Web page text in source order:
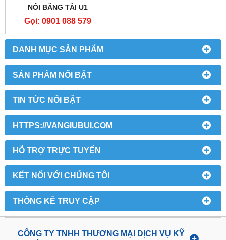
DANH MỤC SẢN PHẨM
SẢN PHẨM NỔI BẬT
TIN TỨC NỔI BẬT
HTTPS://VANGIUBUI.COM
HỖ TRỢ TRỰC TUYẾN
KẾT NỐI VỚI CHÚNG TÔI
THỐNG KÊ TRUY CẬP
NỐI BĂNG TẢI U1
Gọi: 0901 088 579
CÔNG TY TNHH THƯƠNG MẠI DỊCH VỤ KỸ